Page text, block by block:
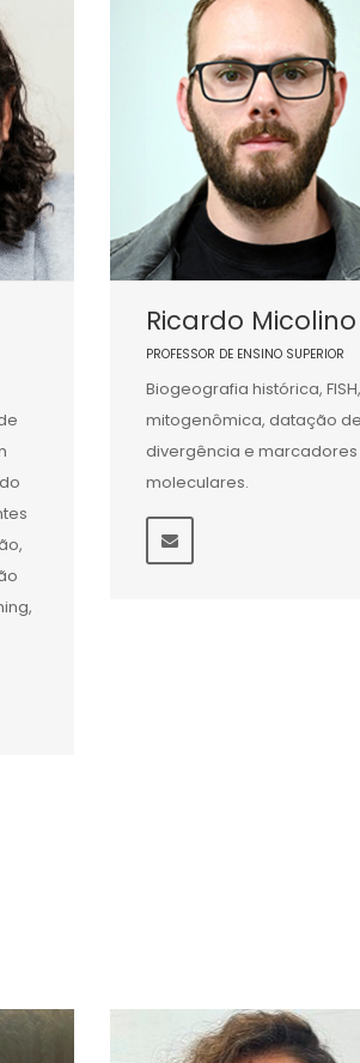
Ricardo Micolino
PROFESSOR DE ENSINO SUPERIOR
Biogeografia histórica, FISH,
mitogenômica, datação
divergência e marcadores
moleculares.